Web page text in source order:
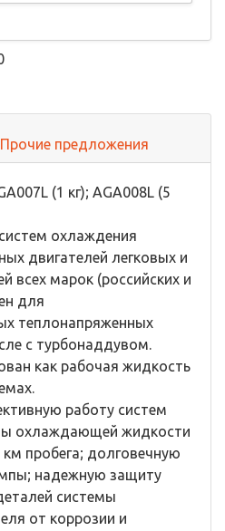
Прочие предложения
(1 кг); AGA008L (5
охлаждения
двигателей легковых и
всех марок (российских и
для
теплонапряженных
с турбонаддувом.
как рабочая жидкость
работу систем
охлаждающей жидкости
пробега; долговечную
надежную защиту
системы
от коррозии и